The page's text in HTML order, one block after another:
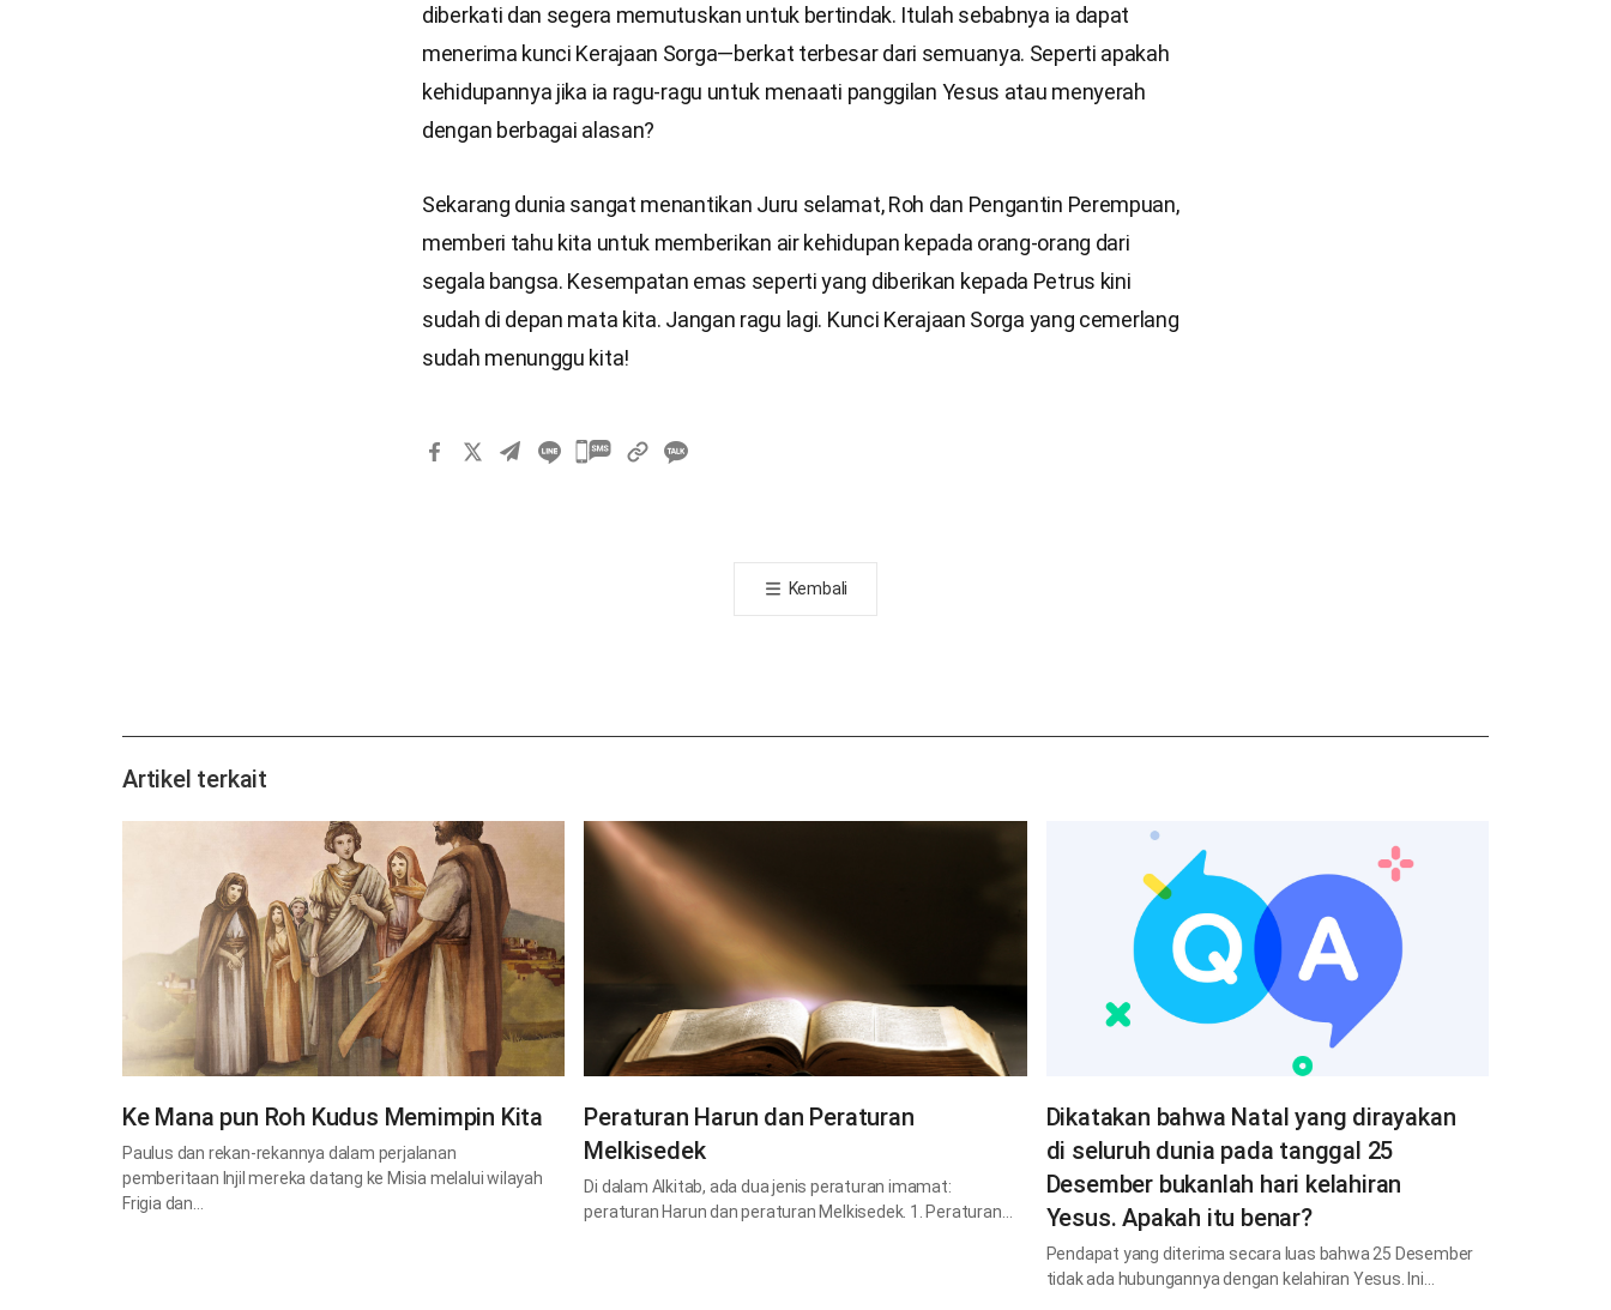
diberkati dan segera memutuskan untuk bertindak. Itulah sebabnya ia dapat
menerima kunci Kerajaan Sorga—berkat terbesar dari semuanya. Seperti apakah
kehidupannya jika ia ragu-ragu untuk menaati panggilan Yesus atau menyerah
dengan berbagai alasan?
Sekarang dunia sangat menantikan Juru selamat, Roh dan Pengantin Perempuan,
memberi tahu kita untuk memberikan air kehidupan kepada orang-orang dari
segala bangsa. Kesempatan emas seperti yang diberikan kepada Petrus kini
sudah di depan mata kita. Jangan ragu lagi. Kunci Kerajaan Sorga yang cemerlang
sudah menunggu kita!
카
Kembali
Artikel terkait
Ke Mana pun Roh Kudus Memimpin Kita
Paulus dan rekan-rekannya dalam perjalanan
pemberitaan Injil mereka datang ke Misia melalui wilayah
Frigia dan…
Peraturan Harun dan Peraturan
Melkisedek
Di dalam Alkitab, ada dua jenis peraturan imamat:
peraturan Harun dan peraturan Melkisedek. 1. Peraturan…
Dikatakan bahwa Natal yang dirayakan
di seluruh dunia pada tanggal 25
Desember bukanlah hari kelahiran
Yesus. Apakah itu benar?
Pendapat yang diterima secara luas bahwa 25 Desember
tidak ada hubungannya dengan kelahiran Yesus. Ini…